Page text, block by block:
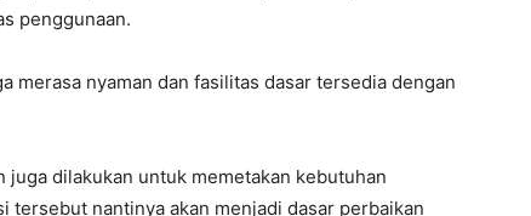
penggunaan.
merasa nyaman dan fasilitas dasar tersedia dengan
dilakukan untuk memetakan kebutuhan
tersebut nantinya akan menjadi dasar perbaikan